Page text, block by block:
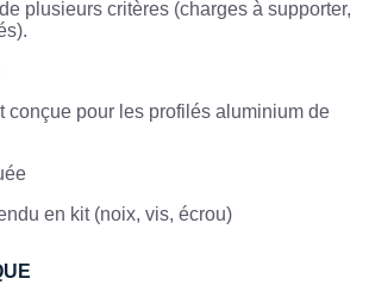
plusieurs critères (charges à supporter,
conçue pour les profilés aluminium de
en kit (noix, vis, écrou)